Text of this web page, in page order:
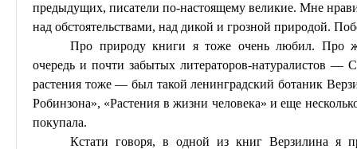
предыдущих, писатели по-настоящему великие. Мне
над обстоятельствами, над дикой и грозной природой.
Про природу книги я тоже очень любил.
очередь и почти забытых литераторов-натуралистов —
растения тоже — был такой ленинградский ботаник
Робинзона», «Растения в жизни человека» и еще
покупала.
Кстати говоря, в одной из книг Верзилина я